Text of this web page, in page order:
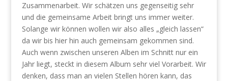
Zusammenarbeit. Wir schätzen uns gegenseitig sehr
und die gemeinsame Arbeit bringt uns immer weiter.
Solange wir können wollen wir also alles „gleich lassen“
da wir bis hier hin auch gemeinsam gekommen sind.
Auch wenn zwischen unseren Alben im Schnitt nur ein
Jahr liegt, steckt in diesem Album sehr viel Vorarbeit. Wir
denken, dass man an vielen Stellen hören kann, das